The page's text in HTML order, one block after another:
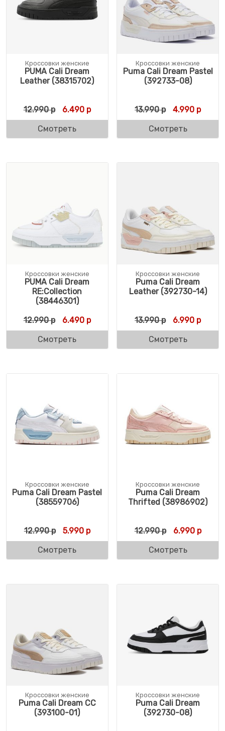
Кроссовки женские
PUMA Cali Dream
Leather (38315702)
12.990р Первоначальная цена составляла 12.990
6.490рТекущая цена: 6.490 р.
Смотреть
Кроссовки женские
Puma Cali Dream Pastel
(392733-08)
13.990р 4.990 р
Смотреть
Кроссовки женские
PUMA Cali Dream
RE:Collection
(38446301)
12.990р Первоначальная цена составляла 12.990
6.490рТекущая цена: 6.490 р.
Смотреть
Кроссовки женские
Puma Cali Dream
Leather (392730-14)
13.990р 6.990 р
Смотреть
Кроссовки женские
Puma Cali Dream Pastel
(38559706)
12.990р Первоначальная цена составляла 12.990
5.990рТекущая цена: 5.990 р.
Смотреть
Кроссовки женские
Puma Cali Dream
Thrifted (38986902)
12.990р 6.990р
Смотреть
Кроссовки женские
Puma Cali Dream CC
(393100-01)
Кроссовки женские
Puma Cali Dream
(392730-08)